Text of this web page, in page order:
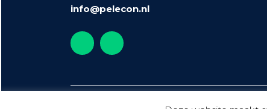
info@pelecon.nl
Copyright © 2020, Pelecon B.V. Gouda en Amersfoort